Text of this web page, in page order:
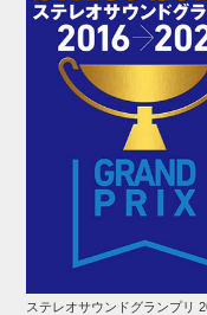
ステレオサウンドグランプリ